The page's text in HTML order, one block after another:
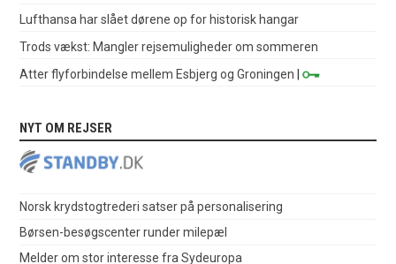
Lufthansa har slået dørene op for historisk hangar
Trods vækst: Mangler rejsemuligheder om sommeren
Atter flyforbindelse mellem Esbjerg og Groningen |
NYT OM REJSER
Norsk krydstogtrederi satser på personalisering
Børsen-besøgscenter runder milepæl
Melder om stor interesse fra Sydeuropa